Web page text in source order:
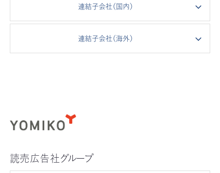
連結子会社（国内）
連結子会社（海外）
読売広告社 グループ